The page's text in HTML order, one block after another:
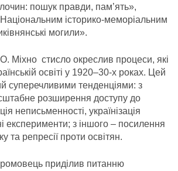
пошук правди, пам’ять»,
історико-меморіальним
могили».
Міхно стисло окреслив процеси, які
освіті у 1920–30-х роках. Цей
суперечливими тенденціями: з
розширення доступу до
неписьменності, українізація
експерименти; з іншого – посилення
та репресії проти освітян.
приділив питанню